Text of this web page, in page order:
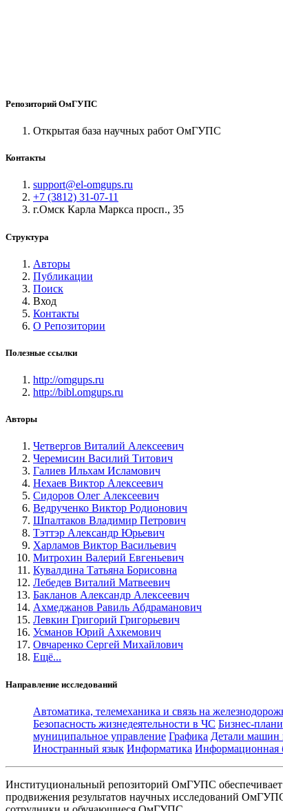
Репозиторий ОмГУПС
Открытая база научных работ ОмГУПС
Контакты
support@el-omgups.ru
+7 (3812) 31-07-11
г.Омск Карла Маркса просп., 35
Структура
Авторы
Публикации
Поиск
Вход
Контакты
О Репозитории
Полезные ссылки
http://omgups.ru
http://bibl.omgups.ru
Авторы
Четвергов Виталий Алексеевич
Черемисин Василий Титович
Галиев Ильхам Исламович
Нехаев Виктор Алексеевич
Сидоров Олег Алексеевич
Ведрученко Виктор Родионович
Шпалтаков Владимир Петрович
Тэттэр Александр Юрьевич
Харламов Виктор Васильевич
Митрохин Валерий Евгеньевич
Кувалдина Татьяна Борисовна
Лебедев Виталий Матвеевич
Бакланов Александр Алексеевич
Ахмеджанов Равиль Абдраманович
Левкин Григорий Григорьевич
Усманов Юрий Ахкемович
Овчаренко Сергей Михайлович
Ещё...
Направление исследований
Автоматика, телемеханика и связь на
Безопасность жизнедеятельности в ЧС Бизнес-
муниципальное управление Графика Детали машин
Иностранный язык Информатика Информационная
Институциональный репозиторий ОмГУПС
продвижения результатов научных исследований